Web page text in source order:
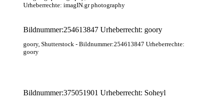
Urheberrechte: imagIN.gr photography
Bildnummer:254613847 Urheberrecht: goory
goory, Shutterstock - Bildnummer:254613847 Urheberrechte:
goory
Bildnummer:375051901 Urheberrecht: Soheyl